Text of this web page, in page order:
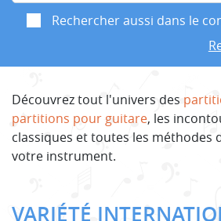
Rechercher aussi dans le
Découvrez tout l'univers des
partitions pour guitare, les
classiques et toutes les méthodes
votre instrument.
VARIÉTÉ